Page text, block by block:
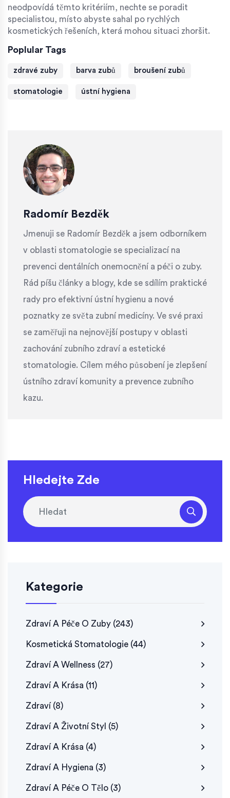
neodpovídá těmto kritériím, nechte se poradit
specialistou, místo abyste sahal po rychlých
kosmetických řešeních, která mohou situaci zhoršit.
Poplular Tags
zdravé zuby barva zubů broušení zubů
stomatologie ústní hygiena
Radomír Bezděk
Jmenuji se Radomír Bezděk a jsem odborníkem
v oblasti stomatologie se specializací na
prevenci dentálních onemocnění a péči o zuby.
Rád píšu články a blogy, kde se sdílím praktické
rady pro efektivní ústní hygienu a nové
poznatky ze světa zubní medicíny. Ve své praxi
se zaměřuji na nejnovější postupy v oblasti
zachování zubního zdraví a estetické
stomatologie. Cílem mého působení je zlepšení
ústního zdraví komunity a prevence zubního
kazu.
Hledejte Zde
Kategorie
Zdraví A Péče O Zuby (243)
Kosmetická Stomatologie (44)
Zdraví A Wellness (27)
Zdraví A Krása (11)
Zdraví (8)
Zdraví A Životní Styl (5)
Zdraví A Krása (4)
Zdraví A Hygiena (3)
Zdraví A Péče O Tělo (3)